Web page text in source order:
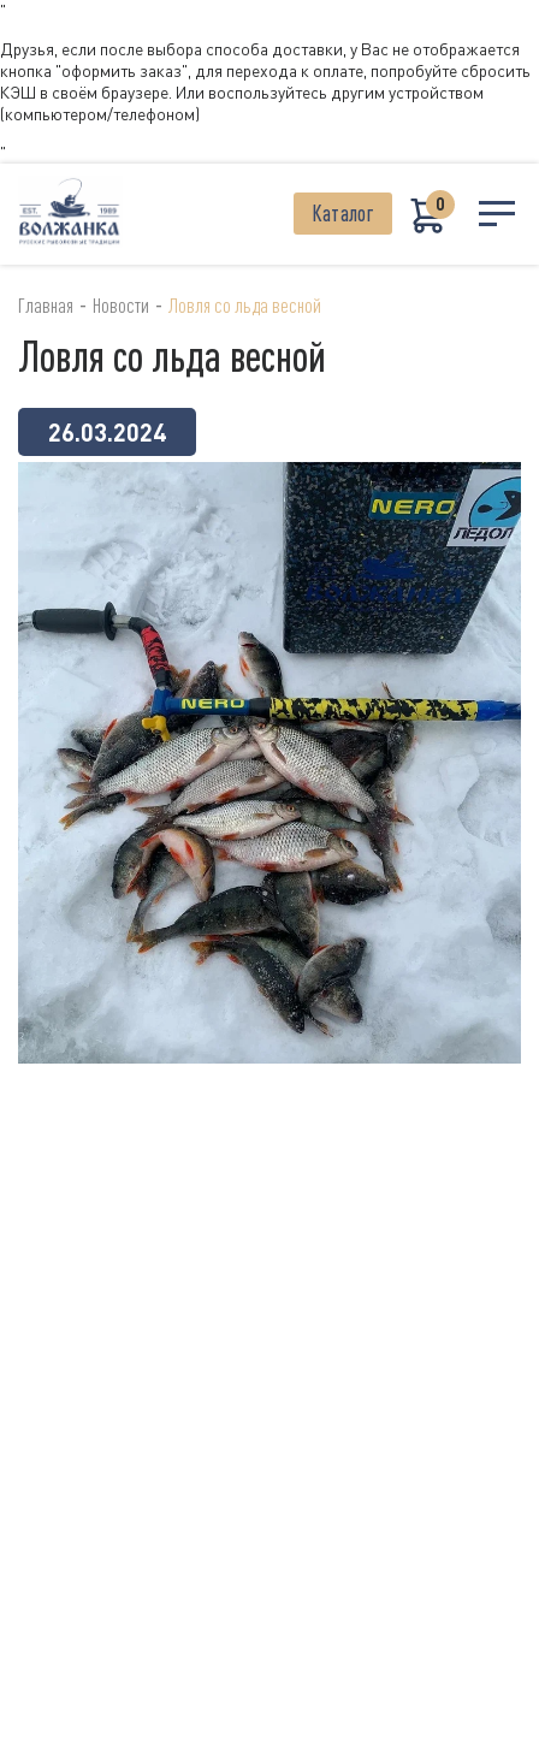
"
Друзья, если после выбора способа доставки, у Вас не отображается
кнопка "оформить заказ", для перехода к оплате, попробуйте сбросить
КЭШ в своём браузере. Или воспользуйтесь другим устройством
(компьютером/телефоном)
"
Каталог 0
Главная - Новости - Ловля со льда весной
Ловля со льда весной
26.03.2024